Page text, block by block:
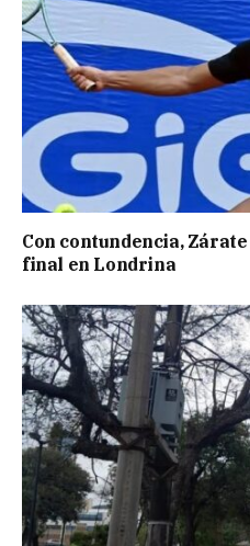
Con contundencia,
final en Londrina